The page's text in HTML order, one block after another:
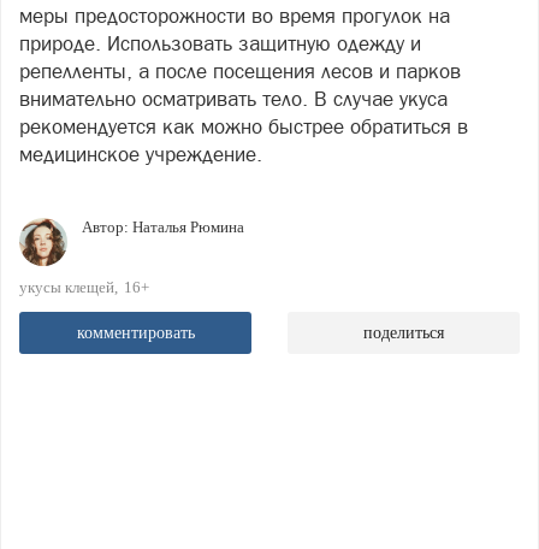
меры предосторожности во время прогулок на
природе. Использовать защитную одежду и
репелленты, а после посещения лесов и парков
внимательно осматривать тело. В случае укуса
рекомендуется как можно быстрее обратиться в
медицинское учреждение.
Автор: Наталья Рюмина
укусы клещей 16+
комментировать поделиться